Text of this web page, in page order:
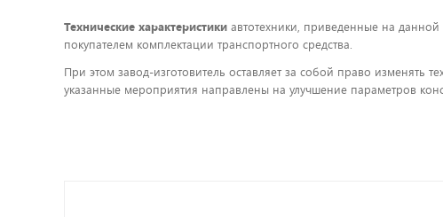
Технические характеристики автотехники, приведенные на данной
покупателем комплектации транспортного средства.
При этом завод-изготовитель оставляет за собой право изменять
указанные мероприятия направлены на улучшение параметров